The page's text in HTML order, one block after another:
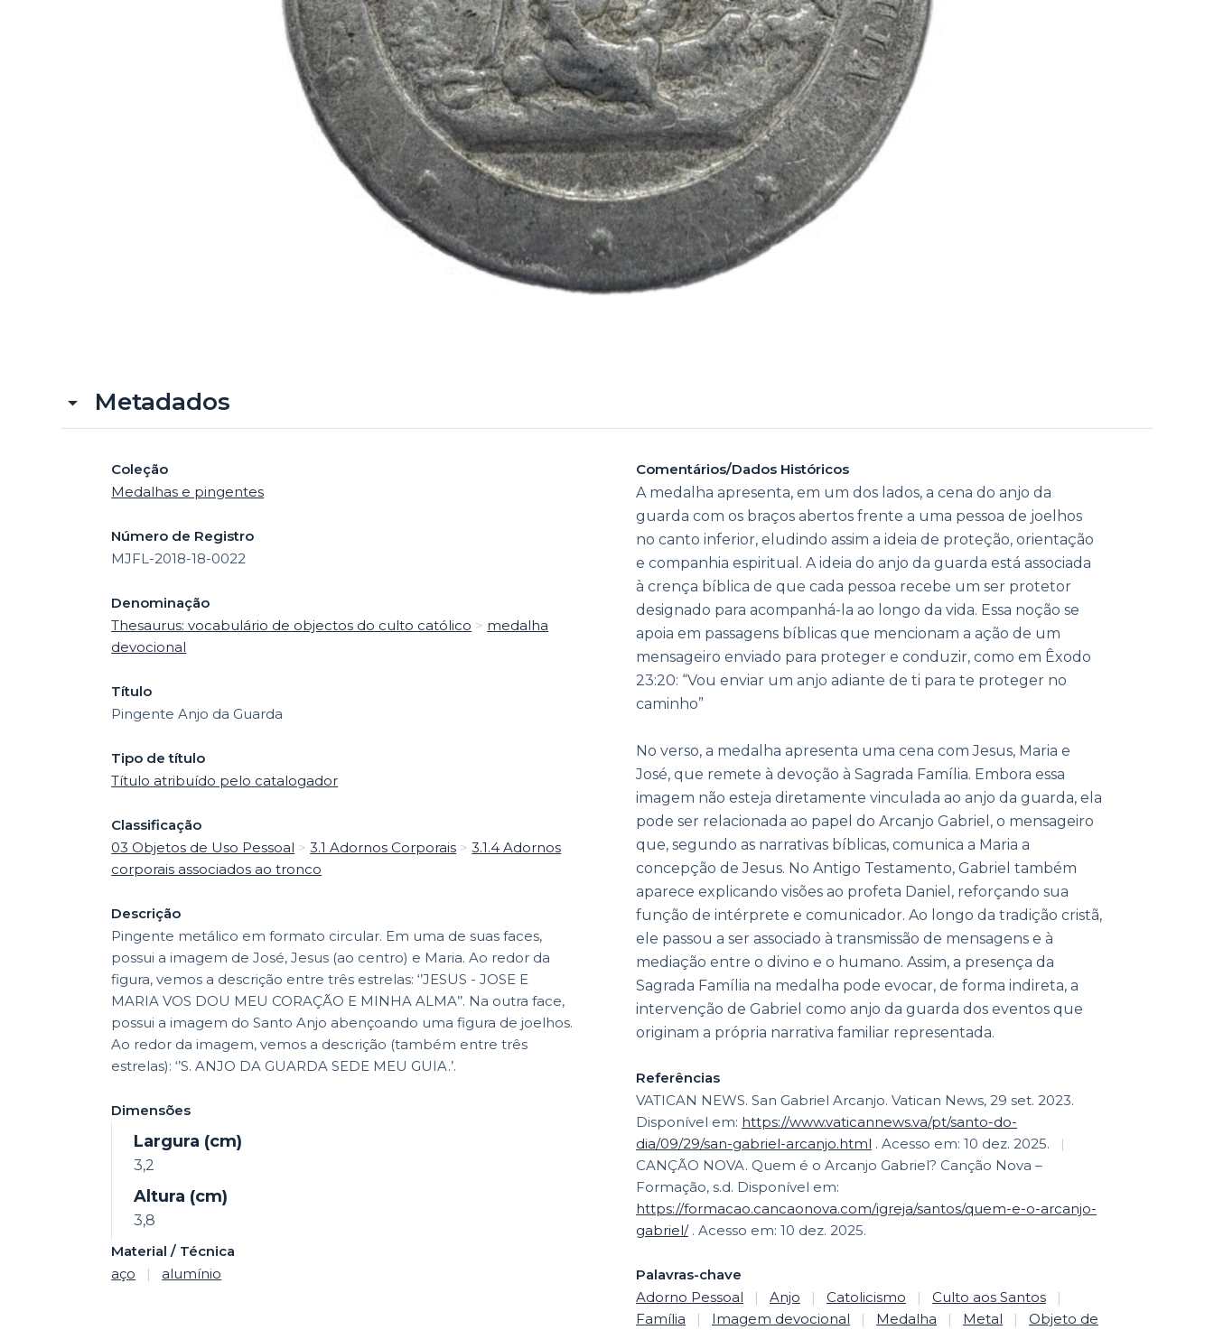
Metadados
Coleção
Medalhas e pingentes
Número de Registro
MJFL-2018-18-0022
Denominação
Thesaurus: vocabulário de objectos do culto católico > medalha
devocional
Título
Pingente Anjo da Guarda
Tipo de título
Título atribuído pelo catalogador
Classificação
03 Objetos de Uso Pessoal >3.1 Adornos Corporais >3.1.4 Adornos
corporais associados ao tronco
Descrição
Pingente metálico em formato circular. Em uma de suas faces,
possui a imagem de José, Jesus (ao centro) e Maria. Ao redor da
figura, vemos a descrição entre três estrelas: ‘’JESUS - JOSE E
MARIA VOS DOU MEU CORAÇÃO E MINHA ALMA’’. Na outra face,
possui a imagem do Santo Anjo abençoando uma figura de joelhos.
Ao redor da imagem, vemos a descrição (também entre três
estrelas): ‘’S. ANJO DA GUARDA SEDE MEU GUIA.’.
Dimensões
Largura (cm)
3,2
Altura (cm)
3,8
Material / Técnica
aço
| alumínio
Comentários/Dados Históricos
A medalha apresenta, em um dos lados, a cena do anjo da
guarda com os braços abertos frente a uma pessoa de joelhos
no canto inferior, eludindo assim a ideia de proteção, orientação
e companhia espiritual. A ideia do anjo da guarda está associada
à crença bíblica de que cada pessoa recebe um ser protetor
designado para acompanhá-la ao longo da vida. Essa noção se
apoia em passagens bíblicas que mencionam a ação de um
mensageiro enviado para proteger e conduzir, como em Êxodo
23:20: “Vou enviar um anjo adiante de ti para te proteger no
caminho”
No verso, a medalha apresenta uma cena com Jesus, Maria e
José, que remete à devoção à Sagrada Família. Embora essa
imagem não esteja diretamente vinculada ao anjo da guarda, ela
pode ser relacionada ao papel do Arcanjo Gabriel, o mensageiro
que, segundo as narrativas bíblicas, comunica a Maria a
concepção de Jesus. No Antigo Testamento, Gabriel também
aparece explicando visões ao profeta Daniel, reforçando sua
função de intérprete e comunicador. Ao longo da tradição cristã,
ele passou a ser associado à transmissão de mensagens e à
mediação entre o divino e o humano. Assim, a presença da
Sagrada Família na medalha pode evocar, de forma indireta, a
intervenção de Gabriel como anjo da guarda dos eventos que
originam a própria narrativa familiar representada.
Referências
VATICAN NEWS. San Gabriel Arcanjo. Vatican News, 29 set. 2023.
Disponível em: https://www.vaticannews.va/pt/santo-do-
dia/09/29/san-gabriel-arcanjo.html . Acesso em: 10 dez. 2025.
|
CANÇÃO NOVA. Quem é o Arcanjo Gabriel? Canção Nova –
Formação, s.d. Disponível em:
https://formacao.cancaonova.com/igreja/santos/quem-e-o-arcanjo-
gabriel/. Acesso em: 10 dez. 2025.
Palavras-chave
Adorno Pessoal
| Anjo | Catolicismo | Culto aos Santos
|
Família
| Imagem devocional | Medalha | Metal |
Objeto de